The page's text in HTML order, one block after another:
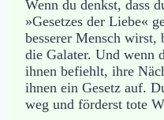
Wenn du denkst, dass
»Gesetzes der Liebe«
besserer Mensch wirst,
die Galater. Und wenn
ihnen befiehlt, ihre
ihnen ein Gesetz auf.
weg und förderst tote